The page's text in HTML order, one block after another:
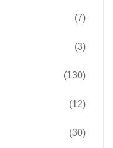
(7)
(3)
(130)
(12)
(30)